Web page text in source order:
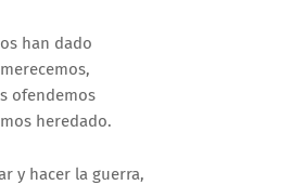
han dado
ofendemos
heredado.
y hacer la guerra,